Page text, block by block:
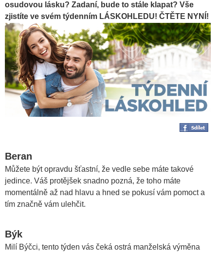
osudovou lásku? Zadaní, bude to stále klapat? Vše
zjistíte ve svém týdenním LÁSKOHLEDU! ČTĚTE NYNÍ!
Beran
Můžete být opravdu šťastní, že vedle sebe máte takové
jedince. Váš protějšek snadno pozná, že toho máte
momentálně až nad hlavu a hned se pokusí vám pomoct a
tím značně vám ulehčit.
Býk
Milí Býčci, tento týden vás čeká ostrá manželská výměna